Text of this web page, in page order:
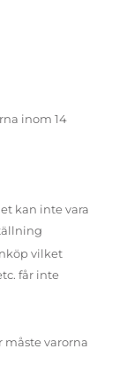
inom 14
kan inte vara
vilket
får inte
varorna